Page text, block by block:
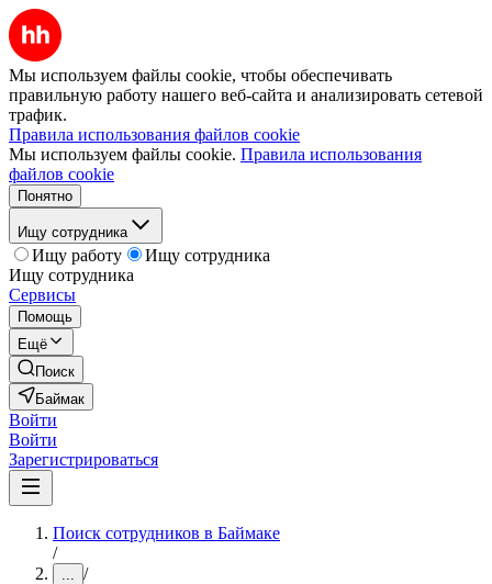
Мы используем файлы cookie, чтобы обеспечивать
правильную работу нашего веб-сайта и анализировать сетевой
трафик.
Правила использования файлов cookie
Мы используем файлы cookie. Правила использования
файлов cookie
Понятно
Ищу сотрудника
Ищу работу
Ищу сотрудника
Ищу сотрудника
Сервисы
Помощь
Ещё
Поиск
Баймак
Войти
Войти
Зарегистрироваться
Поиск сотрудников в Баймаке
/
... /